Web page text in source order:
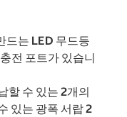
드는 LED 무드등
전 포트가 있습니
할 수 있는 2개의
있는 광폭 서랍 2